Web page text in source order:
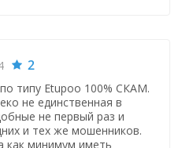
2
типу Etupoo 100% СКАМ.
не единственная в
не первый раз и
и тех же мошенников.
как минимум иметь